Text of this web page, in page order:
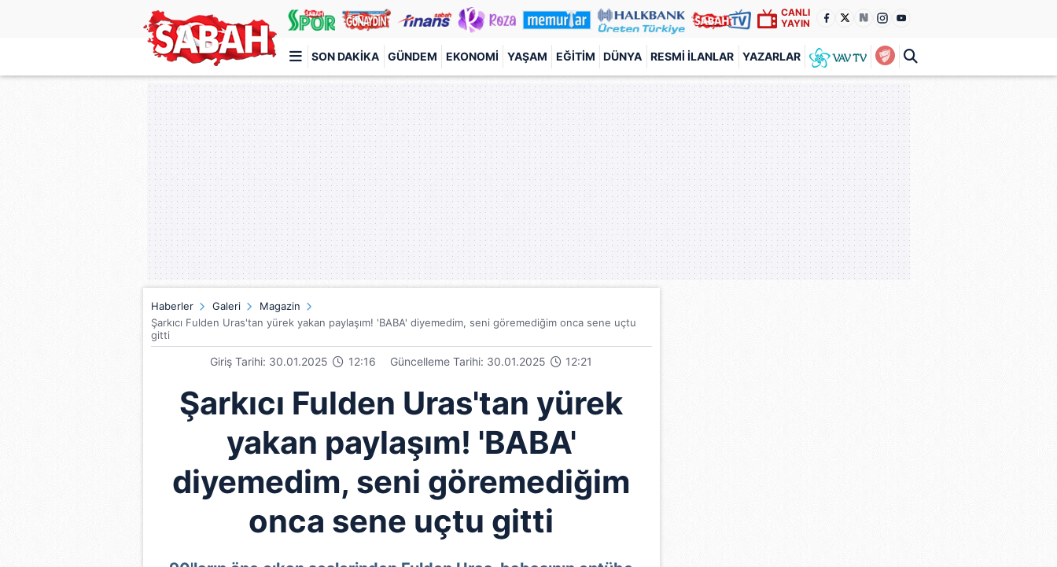
CANLI
YAYIN
SON DAKIKA GÜNDEM EKONOMI YAŞAM EĞITIM DÜNYA RESMI İLANLAR YAZARLAR
Türkiye'nin en iyi haber sitesi
Haberler Galeri
Magazin
Şarkıcı Fulden Uras'tan yürek yakan paylaşım! 'BABA' diyemedim, seni göremediğim onca sene uçtu
gitti
Giriş Tarihi: 30.01.2025 12:16 Güncelleme Tarihi: 30.01.2025 12:21
Şarkıcı Fulden Uras'tan yürek
yakan paylaşım! 'BABA'
diyemedim, seni göremediğim
onca sene uçtu gitti